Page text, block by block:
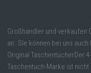
Großhändler und verkaufen
an. SIe können bei uns
Original TaschentücherDer
Taschentuch-Marke ist